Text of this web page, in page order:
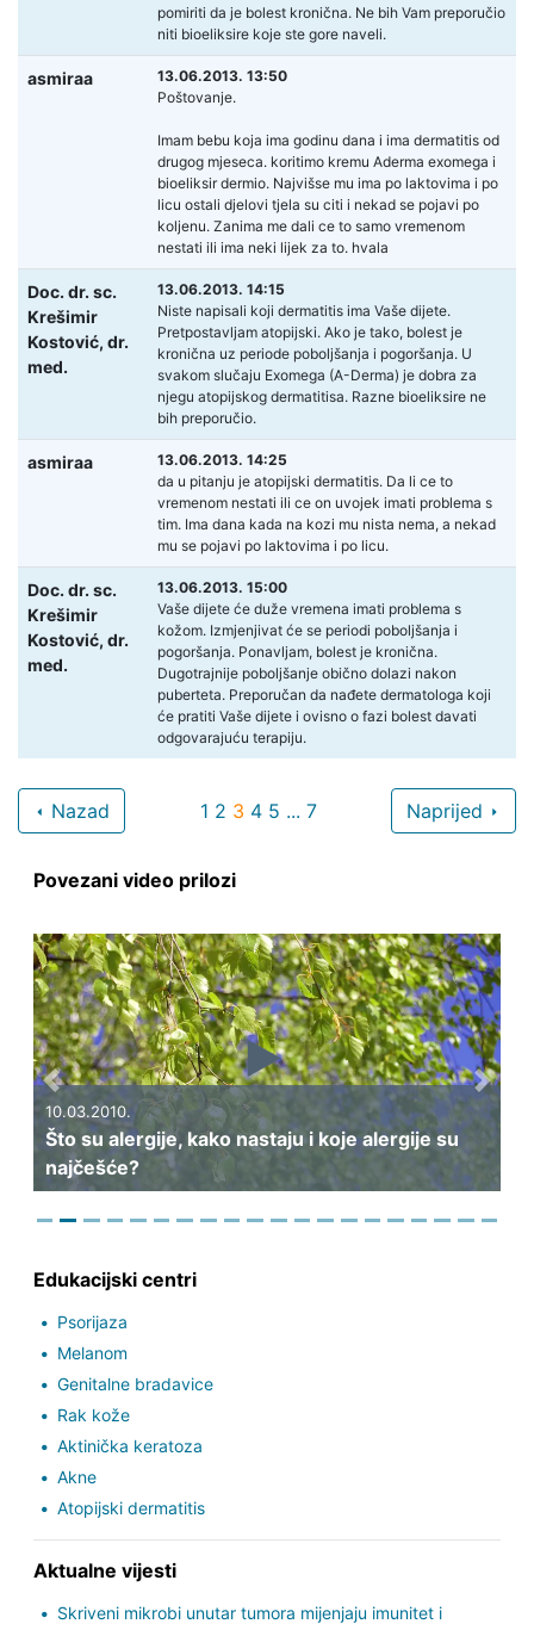
pomiriti da je bolest kronična. Ne bih Vam preporučio
niti bioeliksire koje ste gore naveli.
asmiraa
13.06.2013. 13:50
Poštovanje.
Imam bebu koja ima godinu dana i ima dermatitis od
drugog mjeseca. koritimo kremu Aderma exomega i
bioeliksir dermio. Najvišse mu ima po laktovima i po
licu ostali djelovi tjela su citi i nekad se pojavi po
koljenu. Zanima me dali ce to samo vremenom
nestati ili ima neki lijek za to. hvala
Doc. dr. sc.
Krešimir
Kostović, dr.
med.
13.06.2013. 14:15
Niste napisali koji dermatitis ima Vaše dijete.
Pretpostavljam atopijski. Ako je tako, bolest je
kronična uz periode poboljšanja i pogoršanja. U
svakom slučaju Exomega (A-Derma) je dobra za
njegu atopijskog dermatitisa. Razne bioeliksire ne
bih preporučio.
asmiraa
13.06.2013. 14:25
da u pitanju je atopijski dermatitis. Da li ce to
vremenom nestati ili ce on uvojek imati problema s
tim. Ima dana kada na kozi mu nista nema, a nekad
mu se pojavi po laktovima i po licu.
Doc. dr. sc.
Krešimir
Kostović, dr.
med.
13.06.2013. 15:00
Vaše dijete će duže vremena imati problema s
kožom. Izmjenjivat će se periodi poboljšanja i
pogoršanja. Ponavljam, bolest je kronična.
Dugotrajnije poboljšanje obično dolazi nakon
puberteta. Preporučan da nađete dermatologa koji
će pratiti Vaše dijete i ovisno o fazi bolest davati
odgovarajuću terapiju.
Nazad 1 2 3 4 5 ... 7 Naprijed
Povezani video prilozi
10.03.2010.
Što su alergije, kako nastaju i koje alergije su
najčešće?
Previous Next
Edukacijski centri
Psorijaza
Melanom
Genitalne bradavice
Rak kože
Aktinička keratoza
Akne
Atopijski dermatitis
Aktualne vijesti
Skriveni mikrobi unutar tumora mijenjaju imunitet i